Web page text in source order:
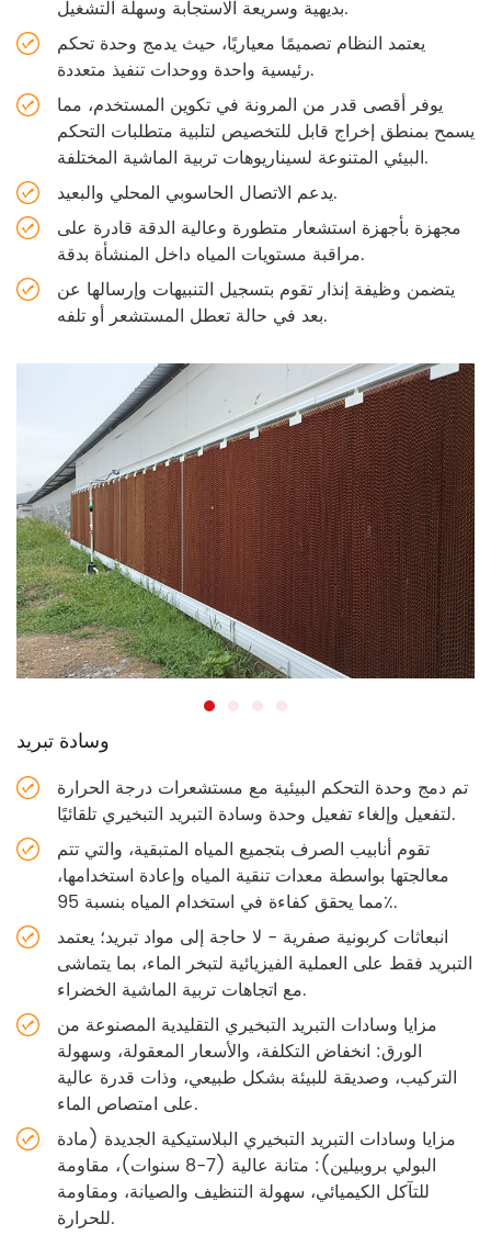
بديهية وسريعة الاستجابة وسهلة التشغيل.
يعتمد النظام تصميمًا معياريًا، حيث يدمج وحدة تحكم
رئيسية واحدة ووحدات تنفيذ متعددة.
يوفر أقصى قدر من المرونة في تكوين المستخدم، مما
يسمح بمنطق إخراج قابل للتخصيص لتلبية متطلبات التحكم
البيئي المتنوعة لسيناريوهات تربية الماشية المختلفة.
يدعم الاتصال الحاسوبي المحلي والبعيد.
مجهزة بأجهزة استشعار متطورة وعالية الدقة قادرة على
مراقبة مستويات المياه داخل المنشأة بدقة.
يتضمن وظيفة إنذار تقوم بتسجيل التنبيهات وإرسالها عن
بعد في حالة تعطل المستشعر أو تلفه.
وسادة تبريد
تم دمج وحدة التحكم البيئية مع مستشعرات درجة الحرارة
لتفعيل وإلغاء تفعيل وحدة وسادة التبريد التبخيري تلقائيًا.
تقوم أنابيب الصرف بتجميع المياه المتبقية، والتي تتم
معالجتها بواسطة معدات تنقية المياه وإعادة استخدامها،
مما يحقق كفاءة في استخدام المياه بنسبة 95٪.
انبعاثات كربونية صفرية - لا حاجة إلى مواد تبريد؛ يعتمد
التبريد فقط على العملية الفيزيائية لتبخر الماء، بما يتماشى
مع اتجاهات تربية الماشية الخضراء.
مزايا وسادات التبريد التبخيري التقليدية المصنوعة من
الورق: انخفاض التكلفة، والأسعار المعقولة، وسهولة
التركيب، وصديقة للبيئة بشكل طبيعي، وذات قدرة عالية
على امتصاص الماء.
مزايا وسادات التبريد التبخيري البلاستيكية الجديدة (مادة
البولي بروبيلين): متانة عالية (7-8 سنوات)، مقاومة
للتآكل الكيميائي، سهولة التنظيف والصيانة، ومقاومة
للحرارة.